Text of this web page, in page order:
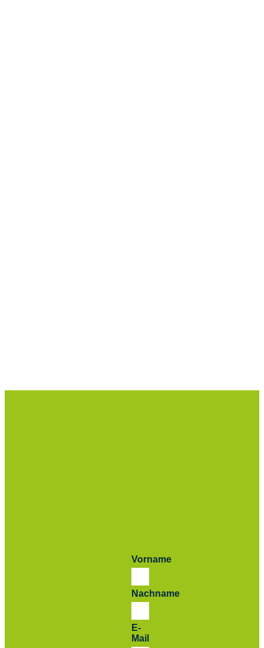
Vorname
Nachname
E-
Mail